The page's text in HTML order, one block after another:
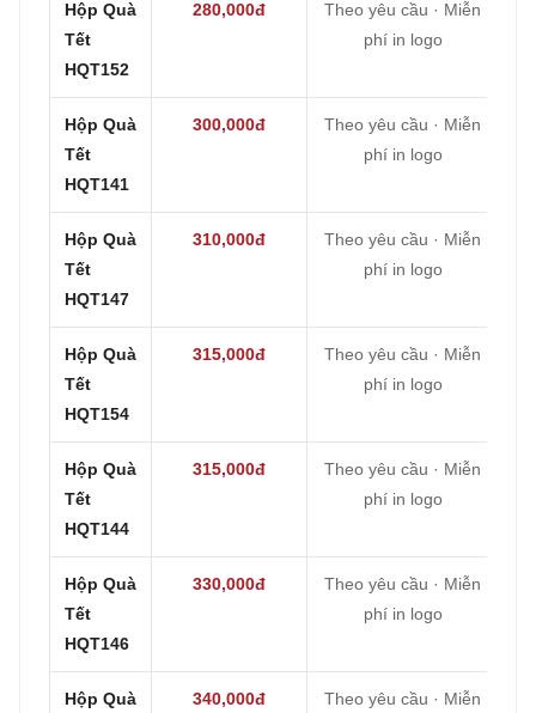
Hộp Quà
Tết
HQT152
280,000đ
Theo yêu cầu · Miễn
phí in logo
Hộp Quà
Tết
HQT141
300,000đ
Theo yêu cầu · Miễn
phí in logo
Hộp Quà
Tết
HQT147
310,000đ
Theo yêu cầu · Miễn
phí in logo
Hộp Quà
Tết
HQT154
315,000đ
Theo yêu cầu · Miễn
phí in logo
Hộp Quà
Tết
HQT144
315,000đ
Theo yêu cầu · Miễn
phí in logo
Hộp Quà
Tết
HQT146
330,000đ
Theo yêu cầu · Miễn
phí in logo
Hộp Quà
340,000đ
Theo yêu cầu · Miễn